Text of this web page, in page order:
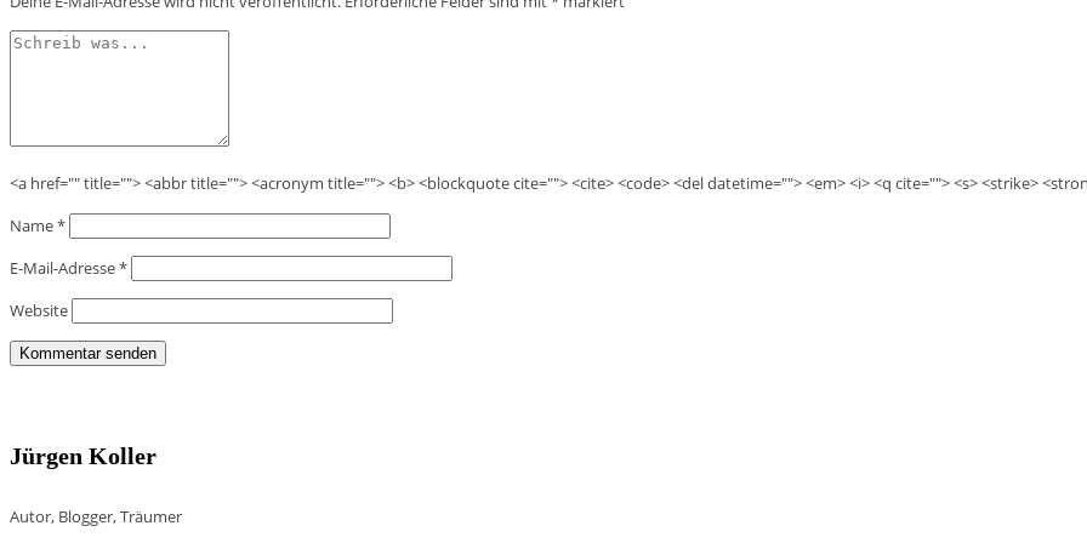
<a href="" title=""> <abbr title=""> <acronym title=""> <b> <blockquote cite=""> <cite> <code> <del datetime=""> <em> <i> <q cite=""> <s> <strike>
Name*
E-Mail-Adresse*
Website
Jürgen Koller
Autor, Blogger, Träumer